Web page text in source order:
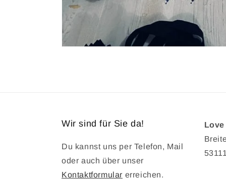
Wir sind für Sie da!
Du kannst uns per Telefon, Mail
oder auch über unser
Kontaktformular erreichen.